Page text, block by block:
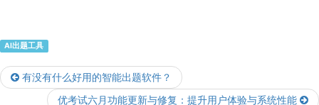
AI出题工具
有没有什么好用的智能出题软件？
优考试六月功能更新与修复：提升用户体验与系统性能